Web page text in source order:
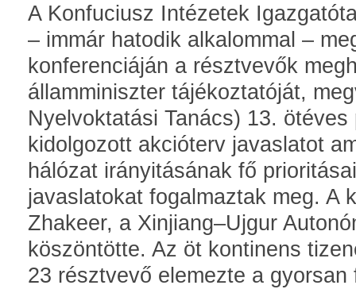
A Konfuciusz Intézetek
– immár hatodik alkalommal –
konferenciáján a résztvevők
államminiszter tájékoztatóját,
Nyelvoktatási Tanács) 13.
kidolgozott akcióterv javaslatot
hálózat irányitásának fő
javaslatokat fogalmaztak meg. A
Zhakeer, a Xinjiang–Ujgur
köszöntötte. Az öt kontinens
23 résztvevő elemezte a